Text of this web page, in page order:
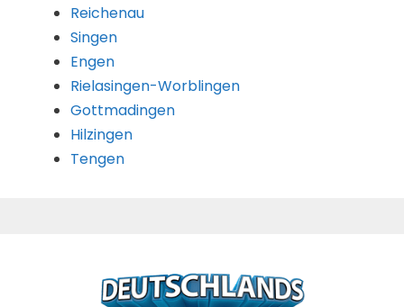
Reichenau
Singen
Engen
Rielasingen-Worblingen
Gottmadingen
Hilzingen
Tengen